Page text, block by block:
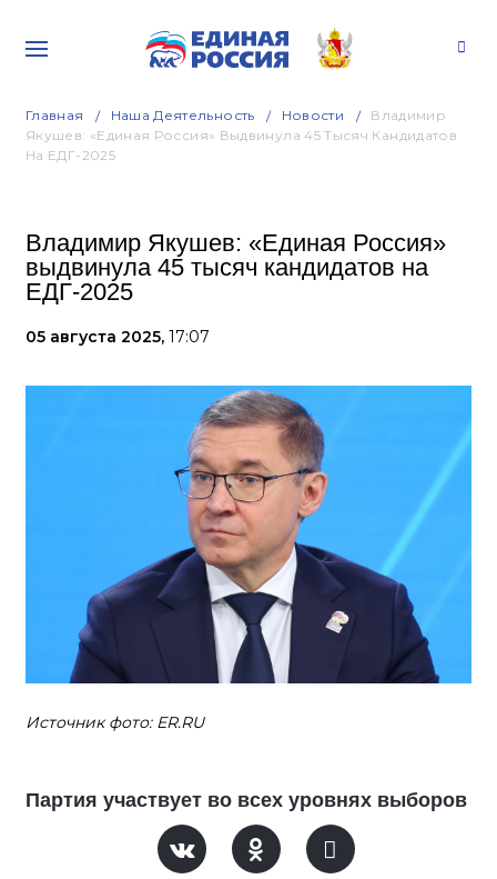
Главная Наша Деятельность Новости
Владимир
Якушев: «Единая Россия» Выдвинула 45 Тысяч Кандидатов
На ЕДГ-2025
Владимир Якушев: «Единая Россия»
выдвинула 45 тысяч кандидатов на
ЕДГ-2025
05 августа 2025, 17:07
Источник фото: ER.RU
Партия участвует во всех уровнях выборов